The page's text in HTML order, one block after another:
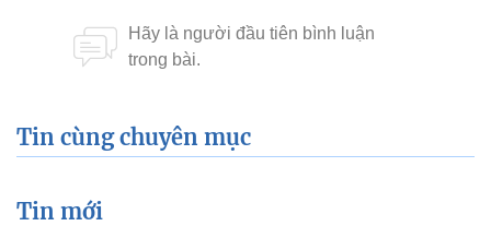
Tin cùng chuyên mục
Tin mới